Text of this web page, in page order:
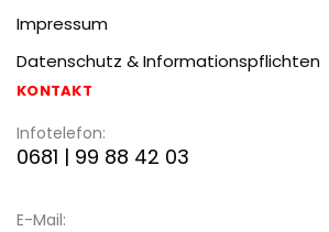
Impressum
Datenschutz & Informationspflichten
KONTAKT
Infotelefon:
0681 | 99 88 42 03
E-Mail: